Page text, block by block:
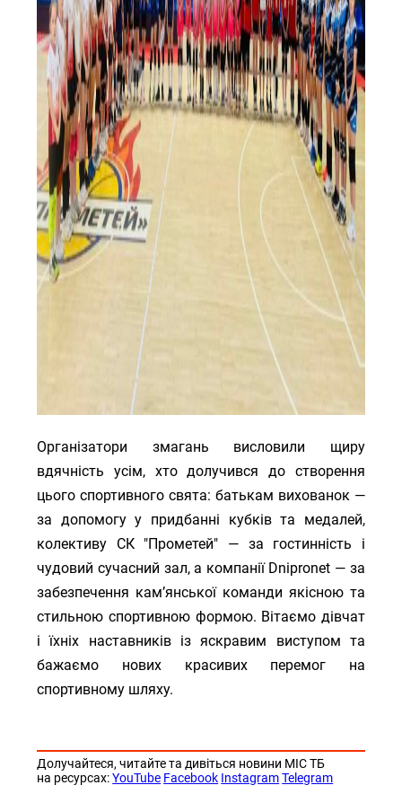
Організатори змагань висловили щиру
вдячність усім, хто долучився до створення
цього спортивного свята: батькам вихованок —
за допомогу у придбанні кубків та медалей,
колективу СК "Прометей" — за гостинність і
чудовий сучасний зал, а компанії Dnipronet — за
забезпечення кам’янської команди якісною та
стильною спортивною формою. Вітаємо дівчат
і їхніх наставників із яскравим виступом та
бажаємо нових красивих перемог на
спортивному шляху.
Долучайтеся, читайте та дивіться новини МІС ТБ
на ресурсах:YouTube Facebook Instagram Telegram